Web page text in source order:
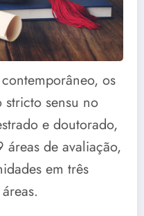
os
stricto sensu no
e doutorado,
áreas de avaliação,
em três